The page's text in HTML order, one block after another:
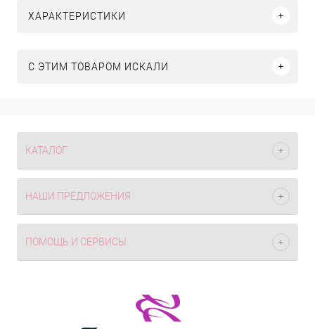
ХАРАКТЕРИСТИКИ
C ЭТИМ ТОВАРОМ ИСКАЛИ
КАТАЛОГ
НАШИ ПРЕДЛОЖЕНИЯ
ПОМОЩЬ И СЕРВИСЫ